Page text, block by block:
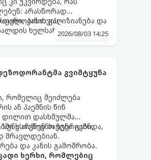
არასწორად
კანის გაღიზიანება და
-
ხელსახოცი?2026/08/03 14:25
გვიმტყუნა
რომელიც შეიძლება
ან პაემნის წინ
დილით დასხმულმა
უსიამოვნო სუნი გაჩნდა,
აჩენენ ბაქტერიები,
მრავლდებიან.
და კანის გამოშრობა.
ხერხი, რომლებიც